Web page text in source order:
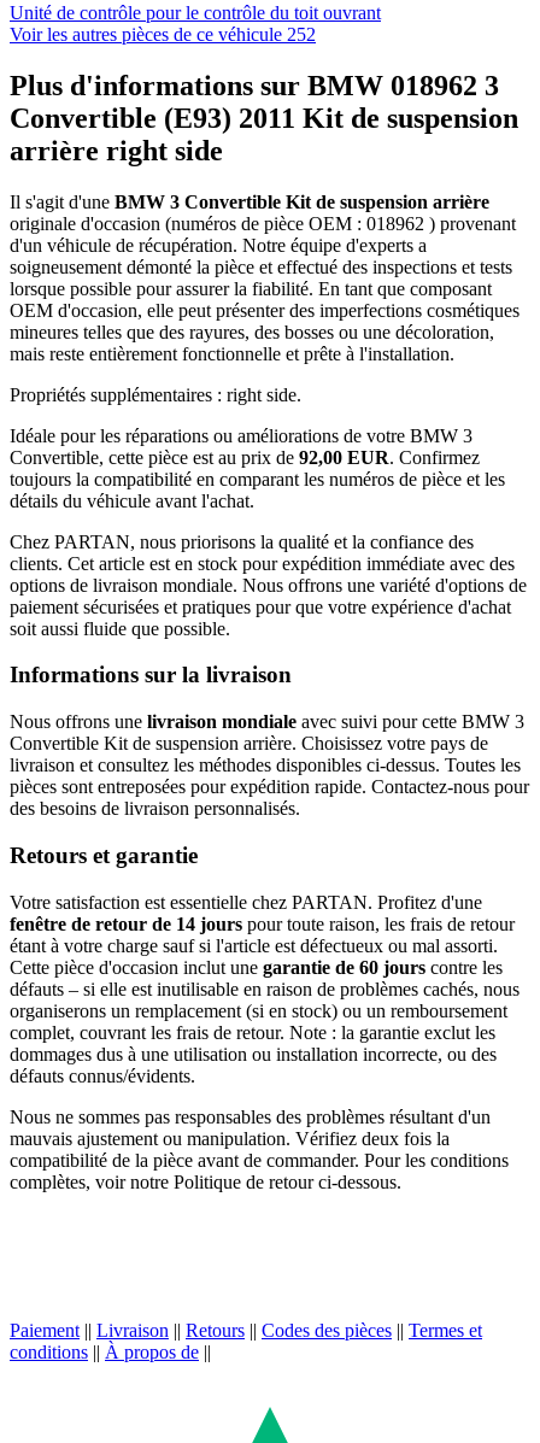
Unité de contrôle pour le contrôle du toit ouvrant
Voir les autres pièces de ce véhicule 252
Plus d'informations sur BMW 018962 3
Convertible (E93) 2011 Kit de suspension
arrière right side
Il s'agit d'une BMW 3 Convertible Kit de suspension arrière
originale d'occasion (numéros de pièce OEM : 018962 ) provenant
d'un véhicule de récupération. Notre équipe d'experts a
soigneusement démonté la pièce et effectué des inspections et tests
lorsque possible pour assurer la fiabilité. En tant que composant
OEM d'occasion, elle peut présenter des imperfections cosmétiques
mineures telles que des rayures, des bosses ou une décoloration,
mais reste entièrement fonctionnelle et prête à l'installation.
Propriétés supplémentaires : right side.
Idéale pour les réparations ou améliorations de votre BMW 3
Convertible, cette pièce est au prix de 92,00 EUR. Confirmez
toujours la compatibilité en comparant les numéros de pièce et les
détails du véhicule avant l'achat.
Chez PARTAN, nous priorisons la qualité et la confiance des
clients. Cet article est en stock pour expédition immédiate avec des
options de livraison mondiale. Nous offrons une variété d'options de
paiement sécurisées et pratiques pour que votre expérience d'achat
soit aussi fluide que possible.
Informations sur la livraison
Nous offrons une livraison mondiale avec suivi pour cette BMW 3
Convertible Kit de suspension arrière. Choisissez votre pays de
livraison et consultez les méthodes disponibles ci-dessus. Toutes les
pièces sont entreposées pour expédition rapide. Contactez-nous pour
des besoins de livraison personnalisés.
Retours et garantie
Votre satisfaction est essentielle chez PARTAN. Profitez d'une
fenêtre de retour de 14 jours pour toute raison, les frais de retour
étant à votre charge sauf si l'article est défectueux ou mal assorti.
Cette pièce d'occasion inclut une garantie de 60 jours contre les
défauts – si elle est inutilisable en raison de problèmes cachés, nous
organiserons un remplacement (si en stock) ou un remboursement
complet, couvrant les frais de retour. Note : la garantie exclut les
dommages dus à une utilisation ou installation incorrecte, ou des
défauts connus/évidents.
Nous ne sommes pas responsables des problèmes résultant d'un
mauvais ajustement ou manipulation. Vérifiez deux fois la
compatibilité de la pièce avant de commander. Pour les conditions
complètes, voir notre Politique de retour ci-dessous.
Paiement || Livraison || Retours || Codes des pièces || Termes et
conditions || À propos de ||